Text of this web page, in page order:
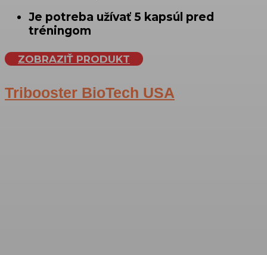
Je potreba užívať 5 kapsúl pred
tréningom
ZOBRAZIŤ PRODUKT
Tribooster BioTech USA